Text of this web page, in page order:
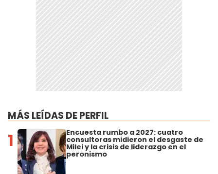
MÁS LEÍDAS DE PERFIL
1 Encuesta rumbo a 2027: cuatro
consultoras midieron el desgaste de
Milei y la crisis de liderazgo en el
peronismo